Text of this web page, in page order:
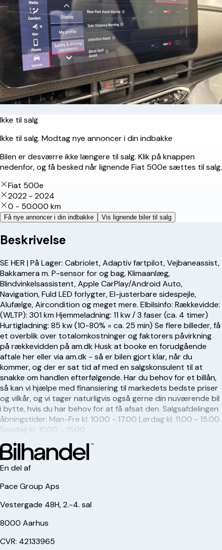
Ikke til salg
Ikke til salg. Modtag nye annoncer i din indbakke
Bilen er desværre ikke længere til salg. Klik på knappen
nedenfor, og få besked når lignende Fiat 500e sættes til salg.
Fiat 500e
2022 - 2024
0 - 50.000 km
Få nye annoncer i din indbakke Vis lignende biler til salg
Beskrivelse
SE HER | På Lager: Cabriolet, Adaptiv fartpilot, Vejbaneassist,
Bakkamera m. P-sensor for og bag, Klimaanlæg,
Blindvinkelsassistent, Apple CarPlay/Android Auto,
Navigation, Fuld LED forlygter, El-justerbare sidespejle,
Alufælge, Aircondition og meget mere. Elbilsinfo: Rækkevidde:
(WLTP): 301 km Hjemmeladning: 11 kw / 3 faser (ca. 4 timer)
Hurtigladning: 85 kw (10-80% = ca. 25 min) Se flere billeder, få
et overblik over totalomkostninger og faktorers påvirkning
på rækkevidden på am.dk Husk at booke en forudgående
aftale her eller via am.dk - så er bilen gjort klar, når du
kommer, og der er sat tid af med en salgskonsulent til at
snakke om handlen efterfølgende. Har du behov for et billån,
så kan vi hjælpe med finansiering til markedets bedste priser
og vilkår, og vi tager naturligvis også gerne din nuværende bil
i bytte, hvis du har behov for at få afsat den. Salgsafdelingen
åbningstider: Man-Fre kl. 10.00 - 17.00 Lørdag kl. 11.00 - 15.00
Søndag kl. 10.00 - 15.00
En del af
Pace Group Aps
Vestergade 48H, 2.-4. sal
8000 Aarhus
CVR: 42133965